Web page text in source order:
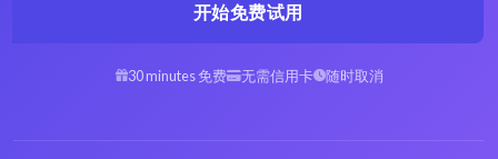
开始免费试用
30 minutes 免费 无需信用卡 随时取消